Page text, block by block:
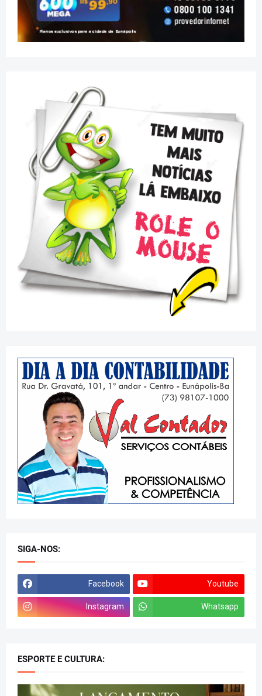
SIGA-NOS:
Facebook Youtube
Instagram Whatsapp
ESPORTE E CULTURA: